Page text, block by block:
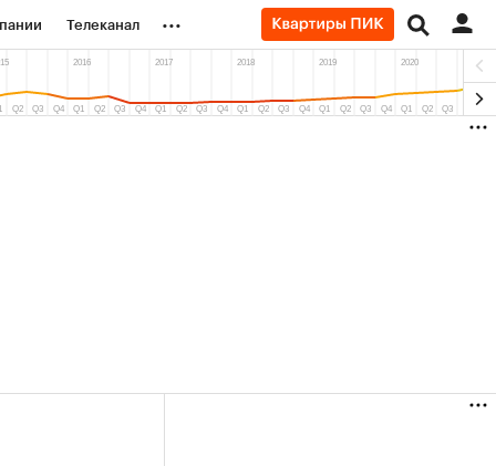
Телеканал ...